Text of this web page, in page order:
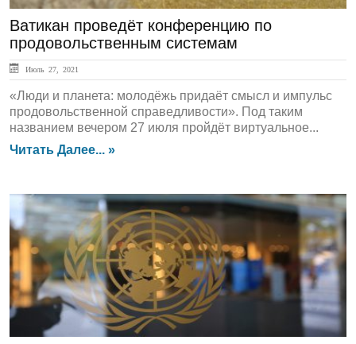
Ватикан проведёт конференцию по
продовольственным системам
Июль 27, 2021
«Люди и планета: молодёжь придаёт смысл и импульс
продовольственной справедливости». Под таким
названием вечером 27 июля пройдёт виртуальное...
Читать Далее... »
ЛЕНТА НОВОСТЕЙ